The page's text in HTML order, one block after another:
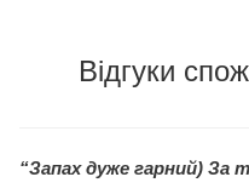
Відгуки
“Запах дуже гарний) За